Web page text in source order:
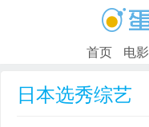
首页 电影
日本选秀综艺